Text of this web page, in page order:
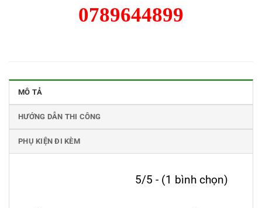
0789644899
MÔ TẢ
HƯỚNG DẪN THI CÔNG
PHỤ KIỆN ĐI KÈM
5/5 - (1 bình chọn)